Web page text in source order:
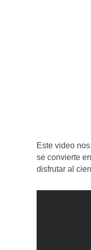
Este video
se convierte
disfrutar al